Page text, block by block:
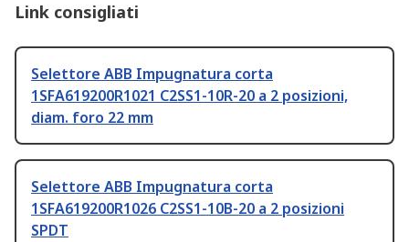
Link consigliati
Selettore ABB Impugnatura corta
1SFA619200R1021 C2SS1-10R-20 a 2 posizioni,
diam. foro 22 mm
Selettore ABB Impugnatura corta
1SFA619200R1026 C2SS1-10B-20 a 2 posizioni
SPDT